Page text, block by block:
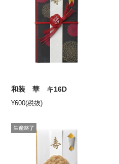
和装 華 キ16D
¥600(税抜)